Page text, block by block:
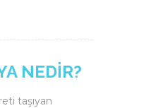
NEDİR?
taşıyan